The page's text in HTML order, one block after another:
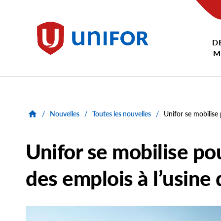
Unifor
/ Nouvelles / Toutes les nouvelles / Unifor se mobilise
Unifor se mobilise
des emplois à